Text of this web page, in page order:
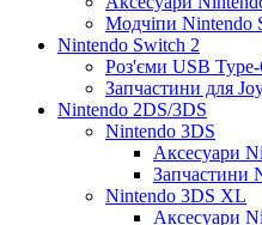
Модчіпи Nintendo
Nintendo Switch 2
Роз'єми USB
Запчастини для
Nintendo 2DS/3DS
Nintendo 3DS
Аксесуари
Запчастини
Nintendo 3DS XL
Аксесуари